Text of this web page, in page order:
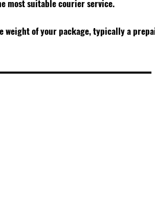
most suitable courier service.
weight of your package, typically a